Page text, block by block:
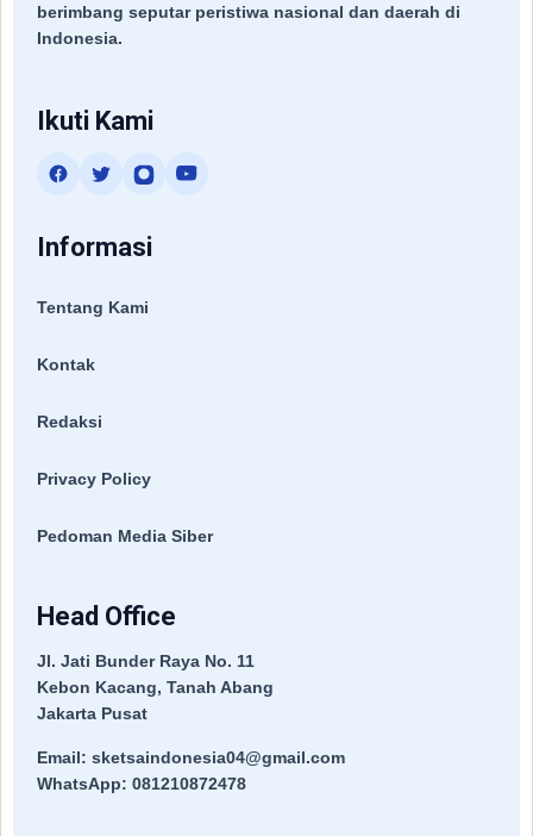
berimbang seputar peristiwa nasional dan daerah di
Indonesia.
Ikuti Kami
Informasi
Tentang Kami
Kontak
Redaksi
Privacy Policy
Pedoman Media Siber
Head Office
Jl. Jati Bunder Raya No. 11
Kebon Kacang, Tanah Abang
Jakarta Pusat
Email: sketsaindonesia04@gmail.com
WhatsApp: 081210872478